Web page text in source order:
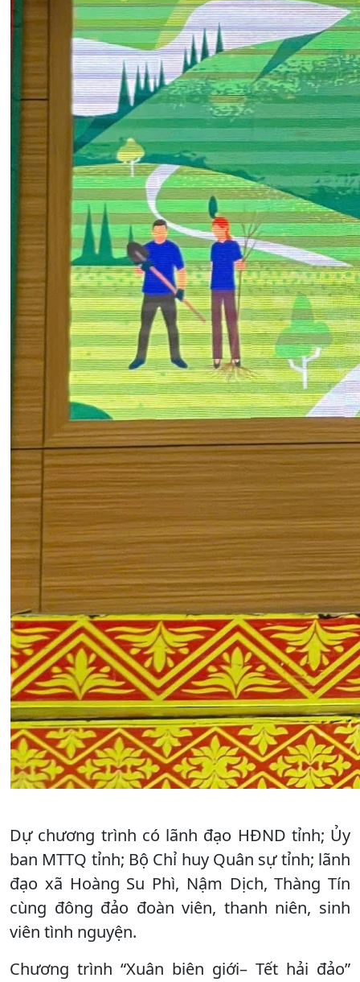
Dự chương trình có lãnh đạo HĐND tỉnh; Ủy
ban MTTQ tỉnh; Bộ Chỉ huy Quân sự tỉnh; lãnh
đạo xã Hoàng Su Phì, Nậm Dịch, Thàng Tín
cùng đông đảo đoàn viên, thanh niên, sinh
viên tình nguyện.
Chương trình “Xuân biên giới– Tết hải đảo”